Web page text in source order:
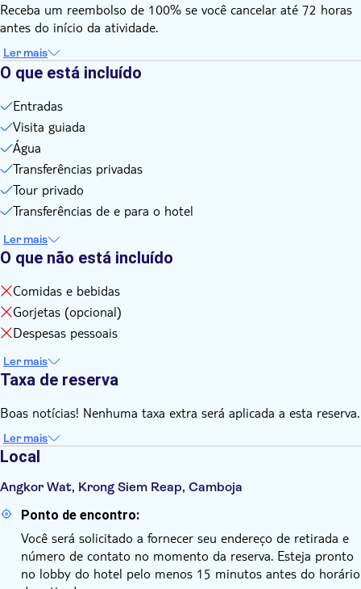
Receba um reembolso de 100% se você cancelar até 72 horas
antes do início da atividade.
Ler mais
O que está incluído
Entradas
Visita guiada
Água
Transferências privadas
Tour privado
Transferências de e para o hotel
Ler mais
O que não está incluído
Comidas e bebidas
Gorjetas (opcional)
Despesas pessoais
Ler mais
Taxa de reserva
Boas notícias! Nenhuma taxa extra será aplicada a esta reserva.
Ler mais
Local
Angkor Wat, Krong Siem Reap, Camboja
Ponto de encontro:
Você será solicitado a fornecer seu endereço de retirada e
número de contato no momento da reserva. Esteja pronto
no lobby do hotel pelo menos 15 minutos antes do horário